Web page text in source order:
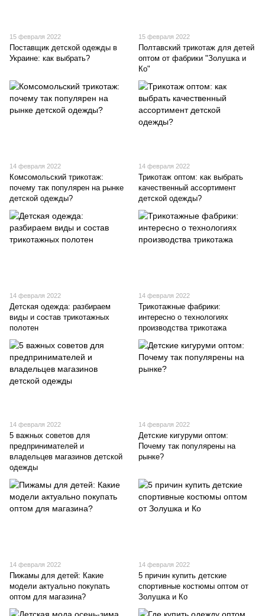
15 февраля 2022
Поставщик детской одежды в
Украине: как выбрать?
15 февраля 2022
Полтавский трикотаж для детей
оптом от фабрики "Золушка и
Ко"
14 февраля 2022
Комсомольский трикотаж:
почему так популярен на рынке
детской одежды?
14 февраля 2022
Трикотаж оптом: как выбрать
качественный ассортимент
детской одежды?
14 февраля 2022
Детская одежда: разбираем
виды и состав трикотажных
полотен
14 февраля 2022
Трикотажные фабрики:
интересно о технологиях
производства трикотажа
14 февраля 2022
5 важных советов для
предпринимателей и
владельцев магазинов детской
одежды
14 февраля 2022
Детские кигуруми оптом:
Почему так популярены на
рынке?
14 февраля 2022
Пижамы для детей: Какие
модели актуально покупать
оптом для магазина?
14 февраля 2022
5 причин купить детские
спортивные костюмы оптом от
Золушка и Ко